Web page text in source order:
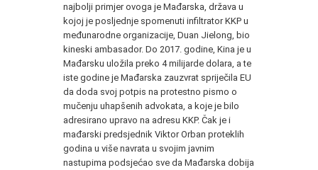
najbolji primjer ovoga je Mađarska, država u
kojoj je posljednje spomenuti infiltrator KKP u
međunarodne organizacije, Duan Jielong, bio
kineski ambasador. Do 2017. godine, Kina je u
Mađarsku uložila preko 4 milijarde dolara, a te
iste godine je Mađarska zauzvrat spriječila EU
da doda svoj potpis na protestno pismo o
mučenju uhapšenih advokata, a koje je bilo
adresirano upravo na adresu KKP. Čak je i
mađarski predsjednik Viktor Orban proteklih
godina u više navrata u svojim javnim
nastupima podsjećao sve da Mađarska dobija